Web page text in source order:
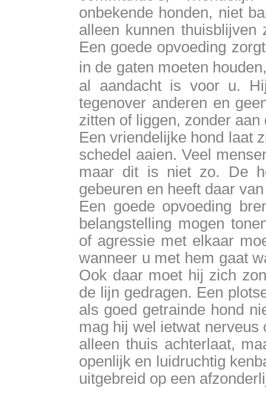
onbekende honden, niet
alleen kunnen thuisblijven
Een goede opvoeding
in de gaten moeten
al aandacht is voor u.
tegenover anderen en
zitten of liggen, zonder
Een vriendelijke hond laat
schedel aaien. Veel
maar dit is niet zo. De
gebeuren en heeft daar
Een goede opvoeding
belangstelling mogen
of agressie met elkaar
wanneer u met hem gaat
Ook daar moet hij zich
de lijn gedragen. Een
als goed getrainde hond
mag hij wel ietwat nerveus
alleen thuis achterlaat,
openlijk en luidruchtig
uitgebreid op een